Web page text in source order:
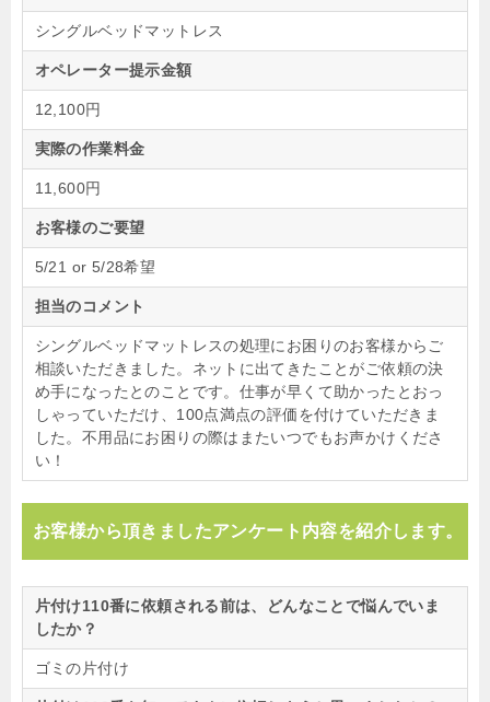
シングルベッドマットレス
オペレーター提示金額
12,100円
実際の作業料金
11,600円
お客様のご要望
5/21 or 5/28希望
担当のコメント
シングルベッドマットレスの処理にお困りのお客様からご
相談いただきました。ネットに出てきたことがご依頼の決
め手になったとのことです。仕事が早くて助かったとおっ
しゃっていただけ、100点満点の評価を付けていただきま
した。不用品にお困りの際はまたいつでもお声かけくださ
い！
お客様から頂きましたアンケート内容を紹介します。
片付け110番に依頼される前は、どんなことで悩んでいま
したか？
ゴミの片付け